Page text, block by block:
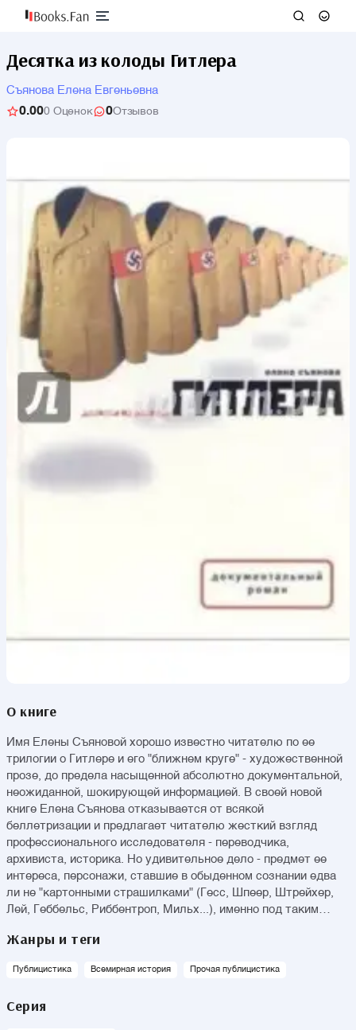
Десятка из колоды Гитлера
Съянова Елена Евгеньевна
0.000 Оценок 0Отзывов
О книге
Имя Елены Съяновой хорошо известно читателю по ее
трилогии о Гитлере и его "ближнем круге" - художественной
прозе, до предела насыщенной абсолютно документальной,
неожиданной, шокирующей информацией. В своей новой
книге Елена Съянова отказывается от всякой
беллетризации и предлагает читателю жесткий взгляд
профессионального исследователя - переводчика,
архивиста, историка. Но удивительное дело - предмет ее
интереса, персонажи, ставшие в обыденном сознании едва
ли не "картонными страшилками" (Гесс, Шпеер, Штрейхер,
Лей, Геббельс, Риббентроп, Мильх...), именно под таким
актуальность. Неужели они могут ожить?
Жанры и теги
Публицистика Всемирная история Прочая публицистика
Серия